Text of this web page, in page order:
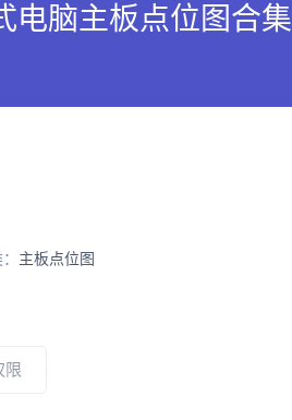
电脑主板点位图合集
主板点位图
限